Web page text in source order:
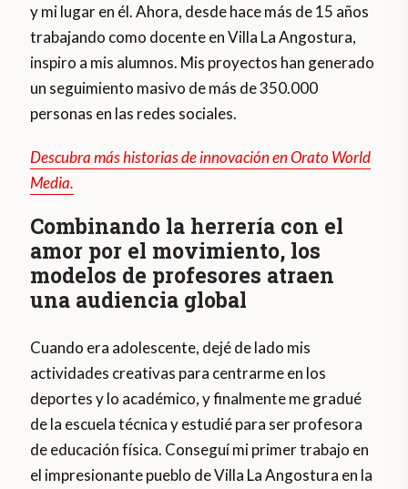
y mi lugar en él. Ahora, desde hace más de 15 años
trabajando como docente en Villa La Angostura,
inspiro a mis alumnos. Mis proyectos han generado
un seguimiento masivo de más de 350.000
personas en las redes sociales.
Descubra más historias de innovación en Orato World
Media.
Combinando la herrería con el
amor por el movimiento, los
modelos de profesores atraen
una audiencia global
Cuando era adolescente, dejé de lado mis
actividades creativas para centrarme en los
deportes y lo académico, y finalmente me gradué
de la escuela técnica y estudié para ser profesora
de educación física. Conseguí mi primer trabajo en
el impresionante pueblo de Villa La Angostura en la